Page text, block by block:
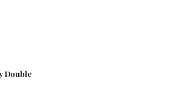
Double